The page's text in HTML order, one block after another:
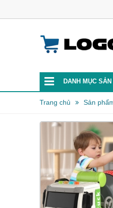
DANH MỤC SẢN
Trang chủ Sản